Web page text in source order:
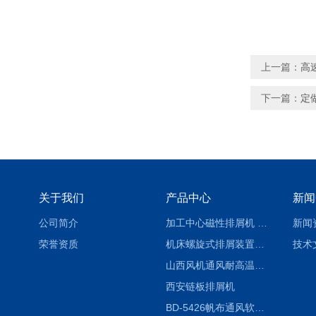
上一篇： 高
下一篇： 定
关于我们
公司简介
荣誉资质
产品中心
西安链板排屑机
BD-5426帆布通风软连接水泥布袋陕西生产厂家
新
新闻
技术